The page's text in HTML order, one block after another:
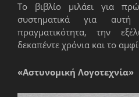
Το βιβλίο μιλάει για
συστηματικά για
πραγματικότητα, την
δεκαπέντε χρόνια και το
«Αστυνομική Λογοτεχνία»